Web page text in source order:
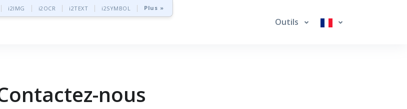
i2IMG i2OCR i2TEXT i2SYMBOL Plus »
Outils
nous